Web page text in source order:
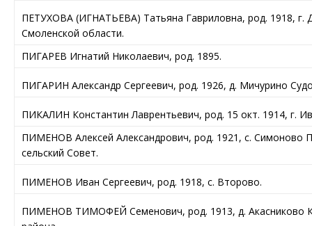
ПЕТУХОВА (ИГНАТЬЕВА) Татьяна Гавриловна, род. 1918, г.
Смоленской области.
ПИГАРЕВ Игнатий Николаевич, род. 1895.
ПИГАРИН Александр Сергеевич, род. 1926, д. Мичурино
ПИКАЛИН Константин Лаврентьевич, род. 15 окт. 1914, г.
ПИМЕНОВ Алексей Александрович, род. 1921, с. Симоново
сельский Совет.
ПИМЕНОВ Иван Сергеевич, род. 1918, с. Второво.
ПИМЕНОВ ТИМОФЕЙ Семенович, род. 1913, д. Акасниково